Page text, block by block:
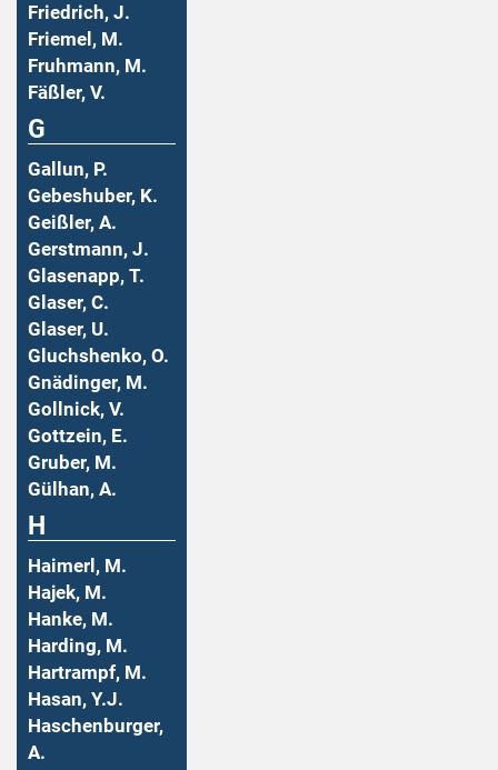
Friedrich, J.
Friemel, M.
Fruhmann, M.
Fäßler, V.
G
Gallun, P.
Gebeshuber, K.
Geißler, A.
Gerstmann, J.
Glasenapp, T.
Glaser, C.
Glaser, U.
Gluchshenko, O.
Gnädinger, M.
Gollnick, V.
Gottzein, E.
Gruber, M.
Gülhan, A.
H
Haimerl, M.
Hajek, M.
Hanke, M.
Harding, M.
Hartrampf, M.
Hasan, Y.J.
Haschenburger,
A.